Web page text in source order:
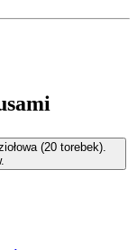
(20 torebek).